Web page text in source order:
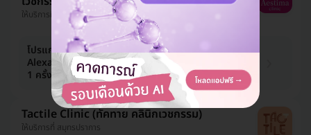
ให้บริการที่ วัฒนา, สาทร
โปรแกรมเลเซอร์ Diode + YAG +
Alexandrite กำจัดขนนิ้วมือ + นิ้วเท้า
1 ครั้ง
484 บาท
1,000 บาท -52%
Tactile Clinic (ทัคทาย คลินิกเวชกรรม)
ให้บริการที่ สมุทรปราการ